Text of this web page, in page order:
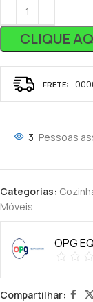
CLIQUE
3 Pessoas
Categorias:
Móveis
OPG
Compartilhar: